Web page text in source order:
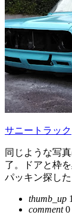
サニートラック
同じような写
了。ドアと枠
パッキン探し
thumb_up
comment0